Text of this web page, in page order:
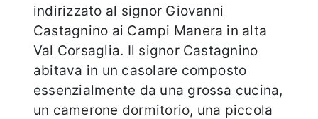
indirizzato al signor Giovanni
Castagnino ai Campi Manera in alta
Val Corsaglia. Il signor Castagnino
abitava in un casolare composto
essenzialmente da una grossa cucina,
un camerone dormitorio, una piccola